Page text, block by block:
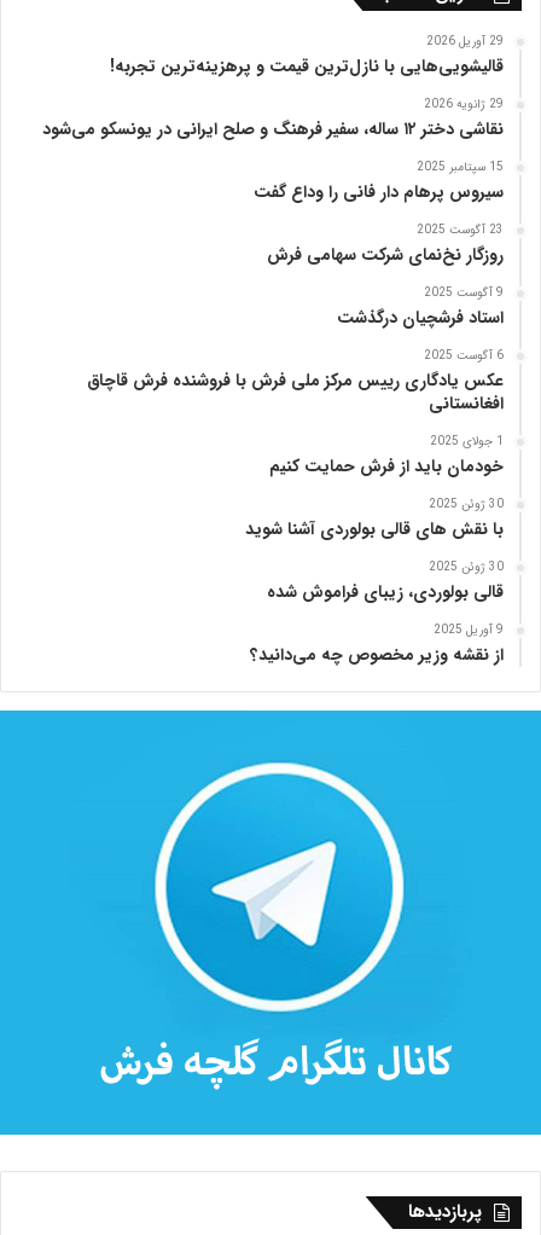
29 آوریل 2026
قالیشویی‌هایی با نازل‌ترین قیمت و پرهزینه‌ترین تجربه!
29 ژانویه 2026
نقاشی دختر ۱۲ ساله، سفیر فرهنگ و صلح ایرانی در یونسکو می‌شود
15 سپتامبر 2025
سیروس پرهام دار فانی را وداع گفت
23 آگوست 2025
روزگار نخ‌نمای شرکت سهامی فرش
9 آگوست 2025
استاد فرشچیان درگذشت
6 آگوست 2025
عکس یادگاری رییس مرکز ملی فرش با فروشنده فرش قاچاق
افغانستانی
1 جولای 2025
خودمان باید از فرش حمایت کنیم
30 ژوئن 2025
با نقش های قالی بولوردی آشنا شوید
30 ژوئن 2025
قالی بولوردی، زیبای فراموش شده
9 آوریل 2025
از نقشه وزیر مخصوص چه می‌دانید؟
پربازدیدها